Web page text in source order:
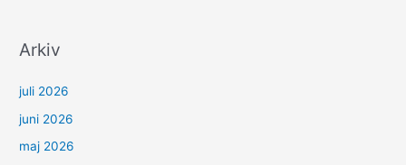
Arkiv
juli 2026
juni 2026
maj 2026